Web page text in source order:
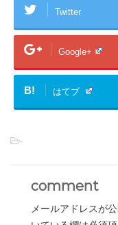
Twitter
Google+
B! はてブ
-
comment
メールアドレスが